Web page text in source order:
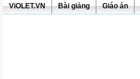
ViOLET.VN Bài giảng Giáo án